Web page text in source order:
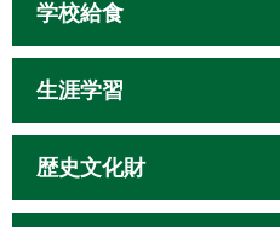
学校給食
生涯学習
歴史文化財